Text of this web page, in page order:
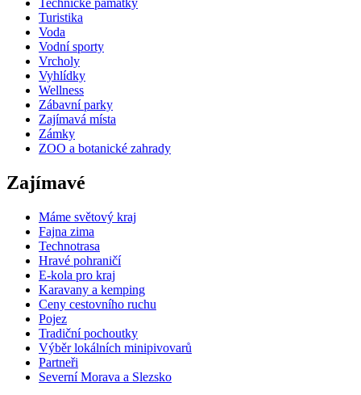
Turistika
Voda
Vodní sporty
Vrcholy
Vyhlídky
Wellness
Zábavní parky
Zajímavá místa
Zámky
ZOO a botanické zahrady
Zajímavé
Máme světový kraj
Fajna zima
Technotrasa
Hravé pohraničí
E-kola pro kraj
Karavany a kemping
Ceny cestovního ruchu
Pojez
Tradiční pochoutky
Výběr lokálních minipivovarů
Partneři
Severní Morava a Slezsko